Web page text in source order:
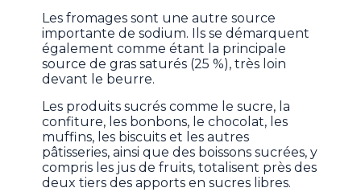
Les fromages sont une autre source
importante de sodium. Ils se démarquent
également comme étant la principale
source de gras saturés (25 %), très loin
devant le beurre.
Les produits sucrés comme le sucre, la
confiture, les bonbons, le chocolat, les
muffins, les biscuits et les autres
pâtisseries, ainsi que des boissons sucrées, y
compris les jus de fruits, totalisent près des
deux tiers des apports en sucres libres.